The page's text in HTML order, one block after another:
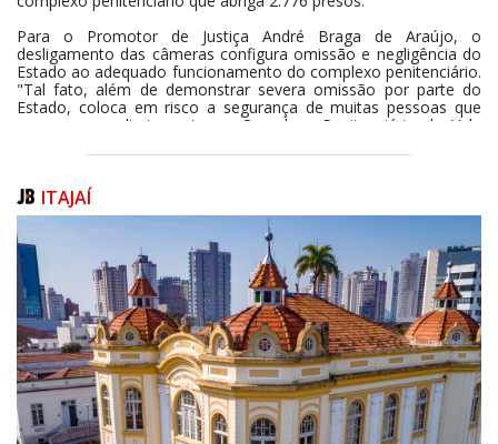
Para o Promotor de Justiça André Braga de Araújo, o
desligamento das câmeras configura omissão e negligência do
Estado ao adequado funcionamento do complexo penitenciário.
"Tal fato, além de demonstrar severa omissão por parte do
Estado, coloca em risco a segurança de muitas pessoas que
comparecem diariamente ao Complexo Penitenciário do Vale
advogados, familiares dos reeducandos, membros do
e dos próprios presos (reeducandos)", completou.
"A remoção do sistema de videomonitoramento, sem a
substituição por qualquer outra alternativa equivalente,
evidencia um retrocesso em relação à implementação de
políticas de garantia não só dos direitos prisionais, como
também de segurança pública", ressaltou a Juíza da Vara de
Execuções Penais ao proferir a decisão.
Petição criminal n. 5031449-40.2023.8.24.0033/SC
ITAJAÍ